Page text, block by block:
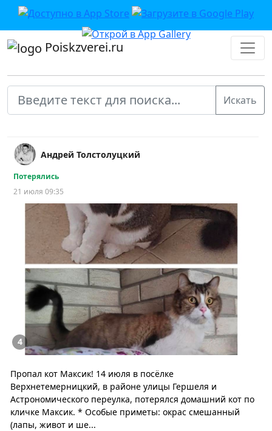
Poiskzverei.ru
Андрей Толстолуцкий
Потерялись
21 июля 09:35
4
Пропал кот Максик! 14 июля в посёлке
Верхнетемерницкий, в районе улицы Гершеля и
Астрономического переулка, потерялся домашний кот по
кличке Максик. * Особые приметы: окрас смешанный
(лапы, живот и ше...